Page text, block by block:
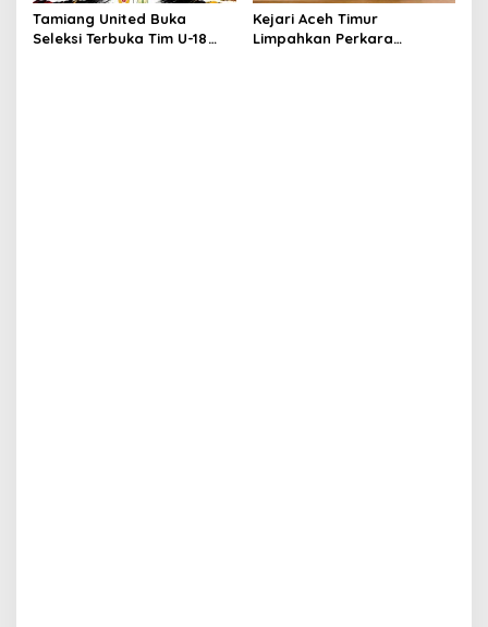
Tamiang United Buka
Seleksi Terbuka Tim U-18
Kejari Aceh Timur
Limpahkan Perkara